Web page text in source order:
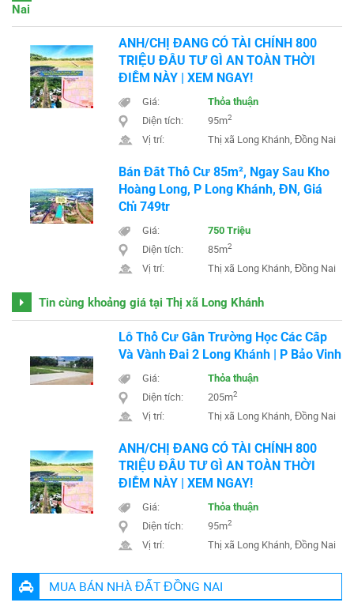
Nai
ANH/CHỊ ĐANG CÓ TÀI CHÍNH 800
TRIỆU ĐẦU TƯ GÌ AN TOÀN THỜI
ĐIỂM NÀY | XEM NGAY!
Giá: Thỏa thuận
Diện tích: 95m2
Vị trí: Thị xã Long Khánh, Đồng Nai
Bán Đất Thổ Cư 85m², Ngay Sau Kho
Hoàng Long, P Long Khánh, ĐN, Giá
Chỉ 749tr
Giá: 750 Triệu
Diện tích: 85m2
Vị trí: Thị xã Long Khánh, Đồng Nai
Tin cùng khoảng giá tại Thị xã Long Khánh
Lô Thổ Cư Gần Trường Học Các Cấp
Và Vành Đai 2 Long Khánh | P Bảo Vinh
Giá: Thỏa thuận
Diện tích: 205m2
Vị trí: Thị xã Long Khánh, Đồng Nai
ANH/CHỊ ĐANG CÓ TÀI CHÍNH 800
TRIỆU ĐẦU TƯ GÌ AN TOÀN THỜI
ĐIỂM NÀY | XEM NGAY!
Giá: Thỏa thuận
Diện tích: 95m2
Vị trí: Thị xã Long Khánh, Đồng Nai
MUA BÁN NHÀ ĐẤT ĐỒNG NAI